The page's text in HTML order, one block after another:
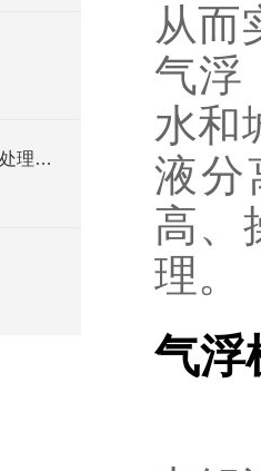
诊所污水处理设备发展迅速处理效果更好
从而
气浮
水和
液分
高、
理。
气浮